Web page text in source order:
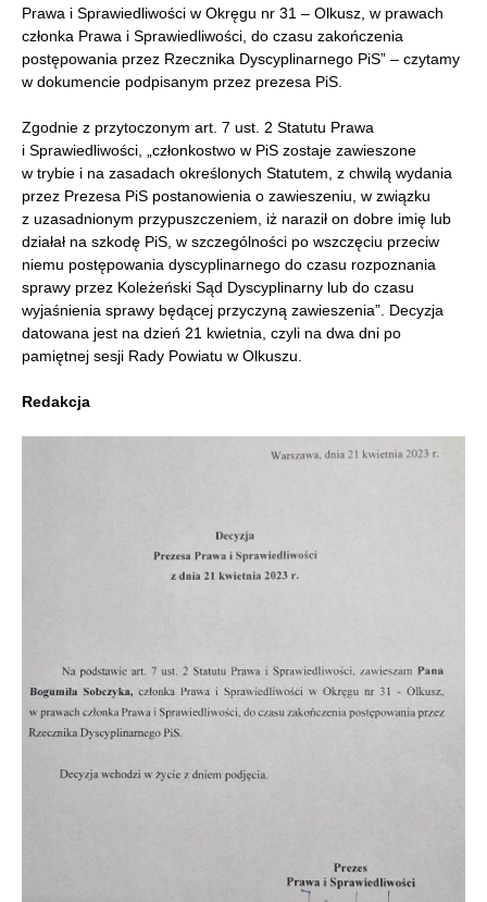
Prawa i Sprawiedliwości w Okręgu nr 31 – Olkusz, w prawach
członka Prawa i Sprawiedliwości, do czasu zakończenia
postępowania przez Rzecznika Dyscyplinarnego PiS” – czytamy
w dokumencie podpisanym przez prezesa PiS.
Zgodnie z przytoczonym art. 7 ust. 2 Statutu Prawa
i Sprawiedliwości, „członkostwo w PiS zostaje zawieszone
w trybie i na zasadach określonych Statutem, z chwilą wydania
przez Prezesa PiS postanowienia o zawieszeniu, w związku
z uzasadnionym przypuszczeniem, iż naraził on dobre imię lub
działał na szkodę PiS, w szczególności po wszczęciu przeciw
niemu postępowania dyscyplinarnego do czasu rozpoznania
sprawy przez Koleżeński Sąd Dyscyplinarny lub do czasu
wyjaśnienia sprawy będącej przyczyną zawieszenia”. Decyzja
datowana jest na dzień 21 kwietnia, czyli na dwa dni po
pamiętnej sesji Rady Powiatu w Olkuszu.
Redakcja